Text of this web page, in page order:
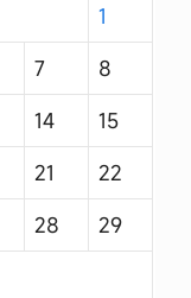
1
7
8
14
15
21
22
28
29